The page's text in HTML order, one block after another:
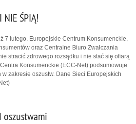
NIE ŚPIĄ!
7 lutego. Europejskie Centrum Konsumenckie,
oraz Centralne Biuro Zwalczania
stracić zdrowego rozsądku i nie stać się ofiarą
Konsumenckie (ECC-Net) podsumowuje
w zakresie oszustw. Dane Sieci Europejskich